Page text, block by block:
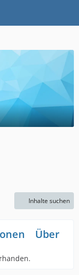
Inhalte suchen
Über